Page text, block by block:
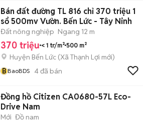
Bán đất đường TL 816 chỉ 370 triệu 1
sổ 500mv Vườn. Bến Lức - Tây Ninh
Đất nông nghiệp Ngang 12 m
370 triệu < 1 tr/m² 500 m²
Huyện Bến Lức (Xã Thạnh Lợi mới)
BBaoBDS 4đã bán
Đồng hồ Citizen CA0680-57L Eco-
Drive Nam
Mới Đồ nam